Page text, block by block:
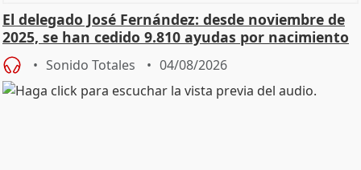
El delegado José Fernández: desde noviembre de
2025, se han cedido 9.810 ayudas por nacimiento
Sonido Totales 04/08/2026